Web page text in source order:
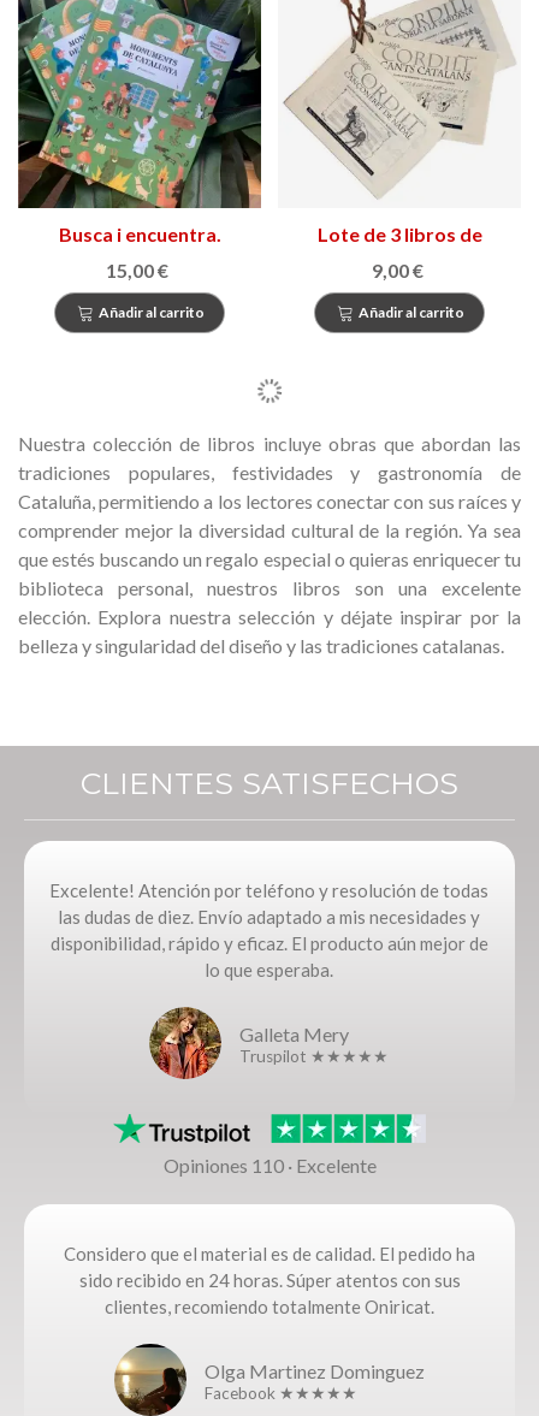
Busca i encuentra.
Monumentos de
Cataluña
15,00 €
Añadir al carrito
Lote de 3 libros de
canciones populares
catalanas
9,00 €
Añadir al carrito
Nuestra colección de libros incluye obras que abordan las
tradiciones populares, festividades y gastronomía de
Cataluña, permitiendo a los lectores conectar con sus raíces y
comprender mejor la diversidad cultural de la región. Ya sea
que estés buscando un regalo especial o quieras enriquecer tu
biblioteca personal, nuestros libros son una excelente
elección. Explora nuestra selección y déjate inspirar por la
belleza y singularidad del diseño y las tradiciones catalanas.
CLIENTES SATISFECHOS
Excelente! Atención por teléfono y resolución de todas
las dudas de diez. Envío adaptado a mis necesidades y
disponibilidad, rápido y eficaz. El producto aún mejor de
lo que esperaba.
Galleta Mery
Truspilot ★★★★★
Opiniones 110 · Excelente
Considero que el material es de calidad. El pedido ha
sido recibido en 24 horas. Súper atentos con sus
clientes, recomiendo totalmente Oniricat.
Olga Martinez Dominguez
Facebook ★★★★★